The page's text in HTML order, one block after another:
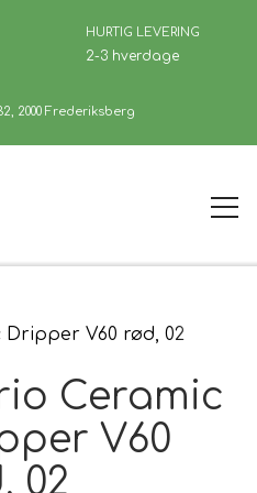
HURTIG LEVERING
2-3 hverdage
2000 Frederiksberg
Dripper V60 rød, 02
Ceramic
V60
02